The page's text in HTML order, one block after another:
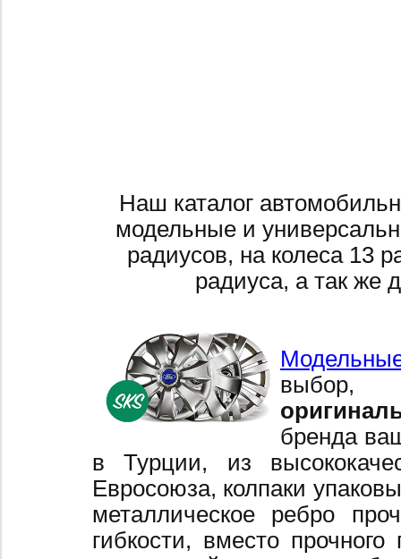
Наш каталог
модельные и
радиусов, на колеса 13
радиуса, а так же
выбор,
бренда
в Турции, из
Евросоюза, колпаки
металлическое ребро
гибкости, вместо